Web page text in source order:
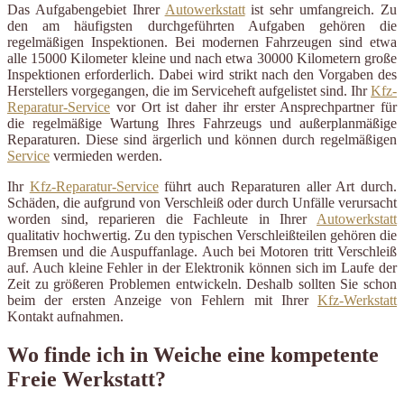
Das Aufgabengebiet Ihrer Autowerkstattist sehr umfangreich. Zu
den am häufigsten durchgeführten Aufgaben gehören die
regelmäßigen Inspektionen. Bei modernen Fahrzeugen sind etwa
alle 15000 Kilometer kleine und nach etwa 30000 Kilometern große
Inspektionen erforderlich. Dabei wird strikt nach den Vorgaben des
Herstellers vorgegangen, die im Serviceheft aufgelistet sind. IhrKfz-
Reparatur-Service vor Ort ist daher ihr erster Ansprechpartner für
die regelmäßige Wartung Ihres Fahrzeugs und außerplanmäßige
Reparaturen. Diese sind ärgerlich und können durch regelmäßigen
Service vermieden werden.
Ihr Kfz-Reparatur-Serviceführt auch Reparaturen aller Art durch.
Schäden, die aufgrund von Verschleiß oder durch Unfälle verursacht
worden sind, reparieren die Fachleute in Ihrer Autowerkstatt
qualitativ hochwertig. Zu den typischen Verschleißteilen gehören die
Bremsen und die Auspuffanlage. Auch bei Motoren tritt Verschleiß
auf. Auch kleine Fehler in der Elektronik können sich im Laufe der
Zeit zu größeren Problemen entwickeln. Deshalb sollten Sie schon
beim der ersten Anzeige von Fehlern mit Ihrer Kfz-Werkstatt
Kontakt aufnahmen.
Wo finde ich in Weiche eine kompetente
Freie Werkstatt?